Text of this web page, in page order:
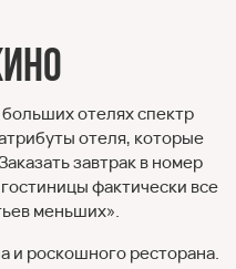
отелях спектр
отеля, которые
завтрак в номер
фактически все
меньших».
и роскошного ресторана.